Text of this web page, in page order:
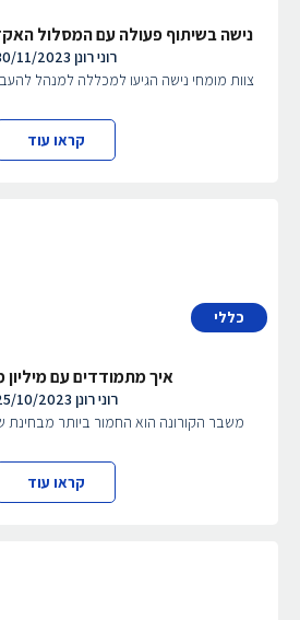
נישה בשיתוף פעולה עם המסלול
רוני רונן11/2023
צוות מומחי נישה הגיעו למכללה למנהל
קראו עוד
כללי
איך מתמודדים עם מיליון
רוני רונן10/2023
משבר הקורונה הוא החמור ביותר מבחינת
קראו עוד